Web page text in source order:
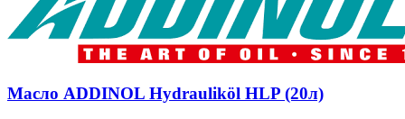
Масло ADDINOL Hydrauliköl HLP (20л)